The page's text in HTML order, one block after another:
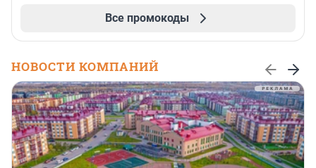
Все промокоды
НОВОСТИ КОМПАНИЙ